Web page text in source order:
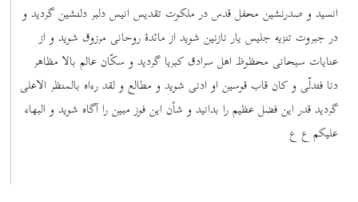
انسید و صدرنشین محفل قدس در ملکوت تقدیس انیس دلبر دلنشین گردید و
در جبروت تنزیه جلیس یار نازنین شوید از مائدۀ روحانی مرزوق شوید و از
عنایات سبحانی محظوظ اهل سرادق کبریا گردید و سکّان عالم بالا مظاهر
دنا فتدلّی و کان قاب قوسین او ادنی شوید و مطالع و لقد رءاه بالمنظر الاعلی
گردید قدر این فضل عظیم را بدانید و شأن این فوز مبین را آگاه شوید و البهاء
علیکم ع ع